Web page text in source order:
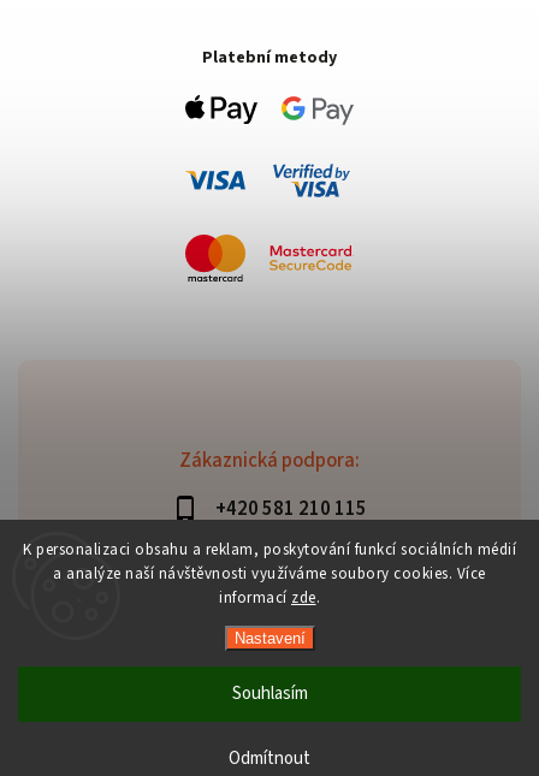
K personalizaci obsahu a reklam, poskytování funkcí sociálních médií
a analýze naší návštěvnosti využíváme soubory cookies. Více
informací zde.
Nastavení
Odmítnout
Souhlasím
Zákaznická podpora:
+420 581 210 115
info@davaztechnik.cz
Platební metody
Copyright 2026Daniš Davaztechnik. Všechna práva